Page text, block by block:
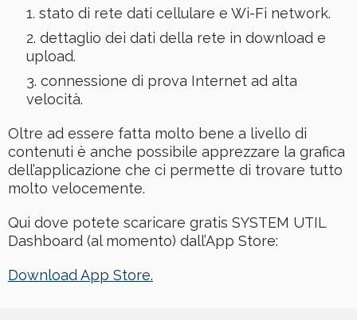
stato di rete dati cellulare e Wi-Fi network.
dettaglio dei dati della rete in download e
upload.
connessione di prova Internet ad alta
velocità.
Oltre ad essere fatta molto bene a livello di
contenuti è anche possibile apprezzare la grafica
dell’applicazione che ci permette di trovare tutto
molto velocemente.
Qui dove potete scaricare gratis SYSTEM UTIL
Dashboard (al momento) dall’App Store:
Download App Store.